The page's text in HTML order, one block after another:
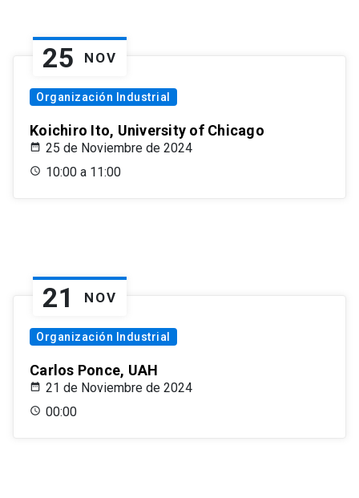
25 NOV
Organización Industrial
Koichiro Ito, University of Chicago
25 de Noviembre de 2024
10:00 a 11:00
21 NOV
Organización Industrial
Carlos Ponce, UAH
21 de Noviembre de 2024
00:00